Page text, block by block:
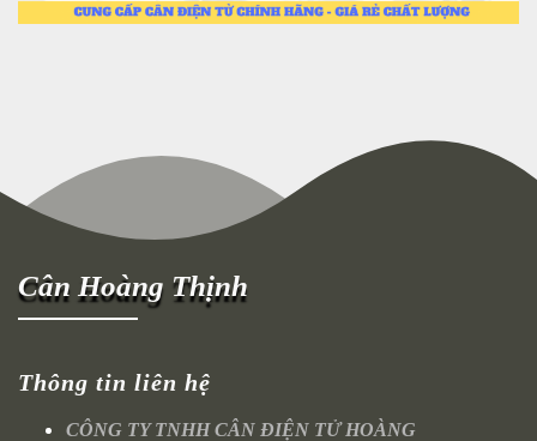
Cân Hoàng Thịnh
Thông tin liên hệ
CÔNG TY TNHH CÂN ĐIỆN TỬ HOÀNG